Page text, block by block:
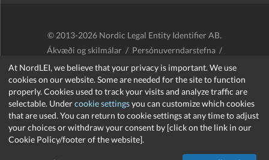
At NordLEI, we believe that your privacy is important. We use
cookies on our website. Some are needed for the site to function
properly. Cookies used to track your visits and analyze traffic are
selectable. Undercookie settingsyou can customize which cookies
that are used. You can return to cookie settings at any time to adjust
your choices or withdraw your consent by [click on the link in our
Cookie Policy/footer of the website].
© 2013-2026 Nordic Legal Entity Identifier AB.
Ákvæði og skilmálar / Persónuverndarstefna /
Endurgreiðslustefna / Cookies
support@nordlei.org